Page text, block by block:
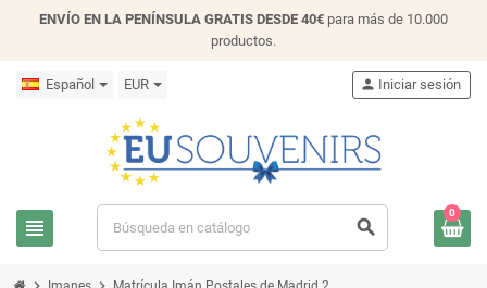
ENVÍO EN LA PENÍNSULA GRATIS DESDE 40€ para más de 10.000
productos.
Español EUR
view_headline search
person Iniciar sesión
0